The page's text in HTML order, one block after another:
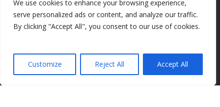
We use cookies to enhance your browsing experience,
serve personalized ads or content, and analyze our traffic.
By clicking "Accept All", you consent to our use of cookies.
Customize Reject All Accept All